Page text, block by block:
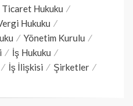
Ticaret Hukuku
Hukuku
Yönetim Kurulu
İş Hukuku
İş İlişkisi
Şirketler